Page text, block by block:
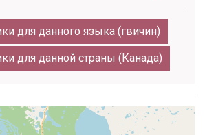
для данного языка (гвичин)
для данной страны (Канада)